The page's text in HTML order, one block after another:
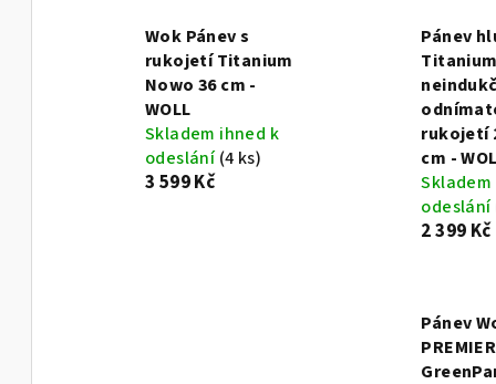
Wok Pánev s
rukojetí Titanium
Nowo 36 cm -
WOLL
Skladem ihned k
odeslání(4 ks)
3 599 Kč
Pánev
rukojetí
cm -
odeslání
2 399 Kč
Pánev